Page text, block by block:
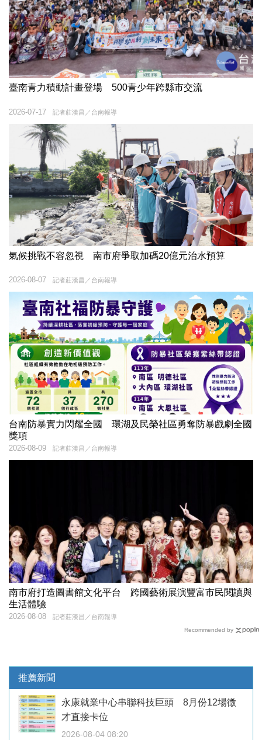
臺南青力積動計畫登場 500青少年跨縣市交流
記者莊漢昌／台南報導
2026-07-17
氣候挑戰不容忽視 南市府爭取加碼20億元治水預算
記者莊漢昌／台南報導
2026-08-07
台南防暴實力閃耀全國 環湖及民榮社區勇奪防暴戲劇全國
獎項
記者莊漢昌／台南報導
2026-08-09
南市府打造圖書館文化平台 跨國藝術展演豐富市民閱讀與
生活體驗
記者莊漢昌／台南報導
2026-08-08
Recommended by
推薦新聞
永康就業中心串聯科技巨頭 8月份12場徵
才直接卡位
2026-08-04 08:20